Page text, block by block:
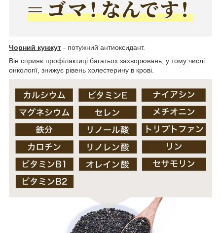
Чорний кунжут - потужний антиоксидант.
Він сприяє профілактиці багатьох захворювань, у тому числі
онкології, знижує рівень холестерину в крові.